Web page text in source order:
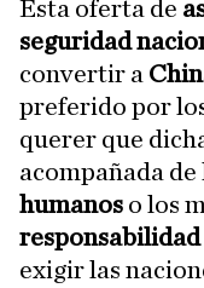
Esta oferta de
seguridad
convertir a
preferido por
querer que
acompañada
humanos o los
exigir las